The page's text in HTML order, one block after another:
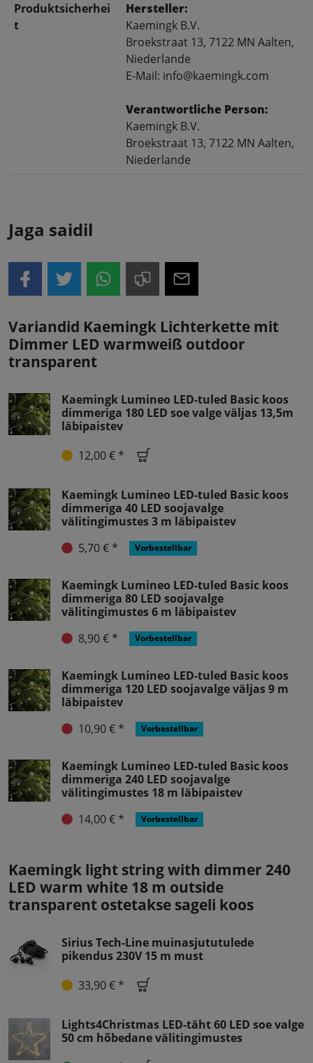
Produktsicherhei
t
Hersteller:
Kaemingk B.V.
Broekstraat 13, 7122 MN Aalten,
Niederlande
E-Mail: info@kaemingk.com
Verantwortliche Person:
Kaemingk B.V.
Broekstraat 13, 7122 MN Aalten,
Niederlande
Jaga saidil
Variandid Kaemingk Lichterkette mit
Dimmer LED warmweiß outdoor
transparent
Kaemingk Lumineo LED-tuled Basic koos
dimmeriga 180 LED soe valge väljas 13,5m
läbipaistev
12,00 € *
Kaemingk Lumineo LED-tuled Basic koos
dimmeriga 40 LED soojavalge
välitingimustes 3 m läbipaistev
5,70 € *
Vorbestellbar
Kaemingk Lumineo LED-tuled Basic koos
dimmeriga 80 LED soojavalge
välitingimustes 6 m läbipaistev
8,90 € *
Vorbestellbar
Kaemingk Lumineo LED-tuled Basic koos
dimmeriga 120 LED soojavalge väljas 9 m
läbipaistev
10,90 € *
Vorbestellbar
Kaemingk Lumineo LED-tuled Basic koos
dimmeriga 240 LED soojavalge
välitingimustes 18 m läbipaistev
14,00 € *
Vorbestellbar
Kaemingk light string with dimmer 240
LED warm white 18 m outside
transparent ostetakse sageli koos
Sirius Tech-Line muinasjututulede
pikendus 230V 15 m must
33,90 € *
Lights4Christmas LED-täht 60 LED soe valge
50 cm hõbedane välitingimustes